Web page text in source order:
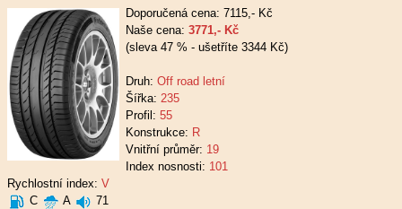
Doporučená cena: 7115,- Kč
Naše cena: 3771,- Kč
(sleva 47 % - ušetříte 3344 Kč)
Druh: Off road letní
Šířka: 235
Profil: 55
Konstrukce: R
Vnitřní průměr: 19
Index nosnosti: 101
Rychlostní index: V
C
A 71